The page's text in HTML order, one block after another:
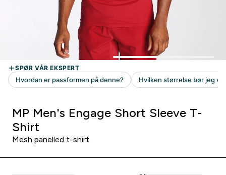
MP Men's Engage Short Sleeve T-
Shirt
Mesh panelled t-shirt